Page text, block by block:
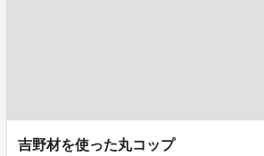
吉野材を使った丸コップ